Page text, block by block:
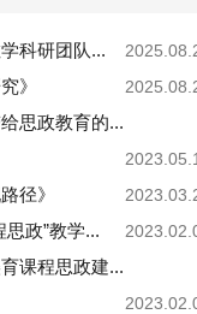
科研团队...
》
思政教育的...
径》
政”教学...
课程思政建...